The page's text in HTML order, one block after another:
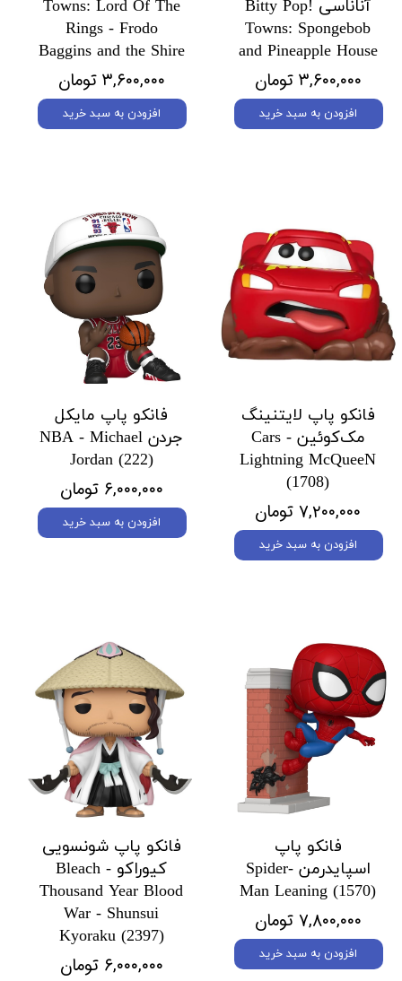
آناناسی Bitty Pop!
Towns: Spongebob
and Pineapple House
۳,۶۰۰,۰۰۰ تومان
افزودن به سبد خرید
Towns: Lord Of The
Rings - Frodo
Baggins and the Shire
۳,۶۰۰,۰۰۰ تومان
افزودن به سبد خرید
فانکو پاپ لایتنینگ
مک‌کوئین Cars -
Lightning McQueeN
(1708)
۷,۲۰۰,۰۰۰ تومان
افزودن به سبد خرید
فانکو پاپ مایکل
جردن NBA - Michael
Jordan (222)
۶,۰۰۰,۰۰۰ تومان
افزودن به سبد خرید
فانکو پاپ
اسپایدرمن Spider-
Man Leaning (1570)
۷,۸۰۰,۰۰۰ تومان
افزودن به سبد خرید
فانکو پاپ شونسویی
کیوراکو Bleach -
Thousand Year Blood
War - Shunsui
Kyoraku (2397)
۶,۰۰۰,۰۰۰ تومان